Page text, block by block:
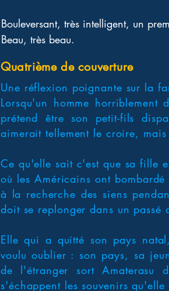
Bouleversant, très intelligent, un
Beau, très beau.
Quatrième de couverture
Une réflexion poignante sur la
Lorsqu'un homme
prétend être son petit-fils
aimerait tellement le croire,
Ce qu'elle sait c'est que sa fille
où les Américains ont
à la recherche des siens
doit se replonger dans un
Elle qui a quitté son pays
voulu oublier : son pays, sa
de l'étranger sort Amaterasu
s'échappent les souvenirs